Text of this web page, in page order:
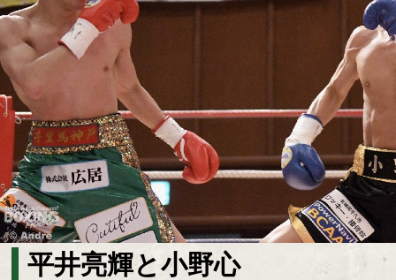
平井亮輝と小野心